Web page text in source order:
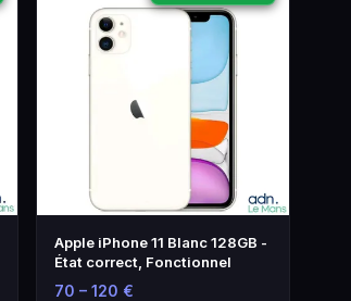
Apple iPhone 11 Blanc 128GB -
État correct, Fonctionnel
70 – 120 €